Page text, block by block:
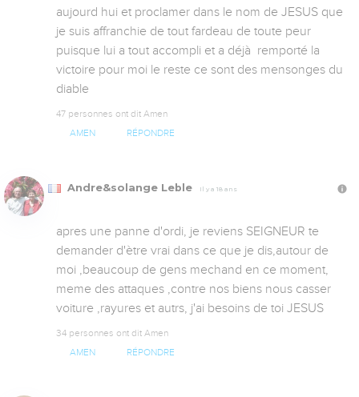
aujourd hui et proclamer dans le nom de JESUS que
je suis affranchie de tout fardeau de toute peur
puisque lui a tout accompli et a déjà  remporté la
victoire pour moi le reste ce sont des mensonges du
diable
47 personnes ont dit Amen
AMEN RÉPONDRE
Andre&solange Leble Il y a 18 ans
apres une panne d'ordi, je reviens SEIGNEUR te
demander d'ètre vrai dans ce que je dis,autour de
moi ,beaucoup de gens mechand en ce moment,
meme des attaques ,contre nos biens nous casser
voiture ,rayures et autrs, j'ai besoins de toi JESUS
34 personnes ont dit Amen
AMEN RÉPONDRE